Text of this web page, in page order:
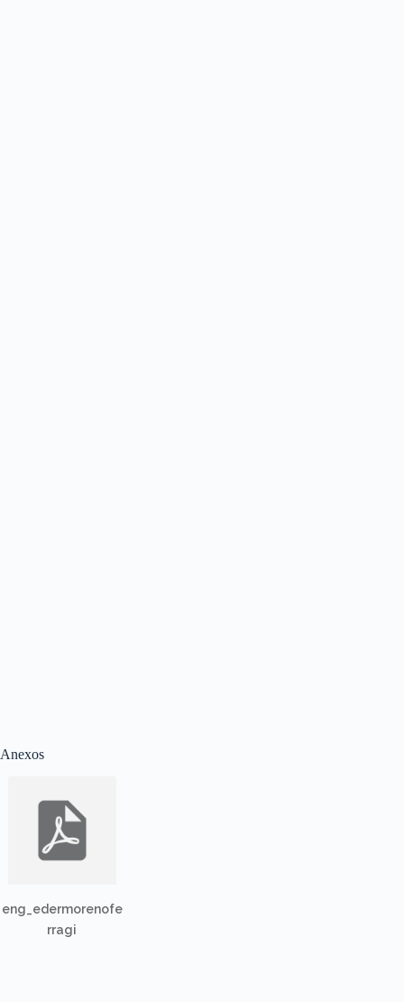
Anexos
eng_edermorenofe
rragi